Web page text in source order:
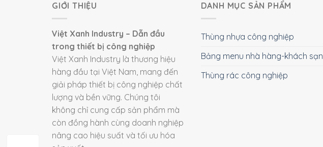
GIỚI THIỆU
Việt Xanh Industry – Dẫn đầu
trong thiết bị công nghiệp
Việt Xanh Industry là thương hiệu
hàng đầu tại Việt Nam, mang đến
giải pháp thiết bị công nghiệp chất
lượng và bền vững. Chúng tôi
không chỉ cung cấp sản phẩm mà
còn đồng hành cùng doanh nghiệp
nâng cao hiệu suất và tối ưu hóa
DANH MỤC SẢN PHẨM
Thùng nhựa công nghiệp
Bảng menu nhà hàng-khách sạn
Thùng rác công nghiệp